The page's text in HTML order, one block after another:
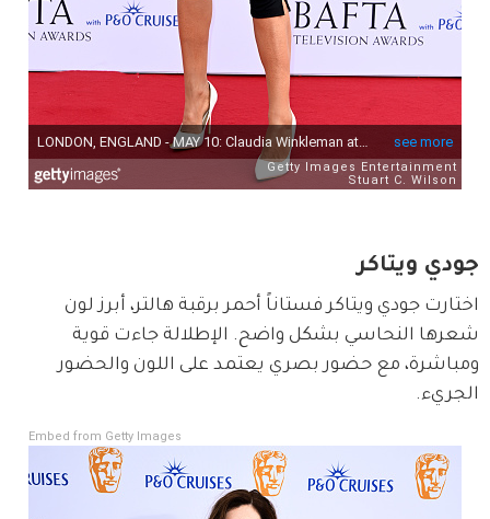
جودي ويتاكر
اختارت جودي ويتاكر فستاناً أحمر برقبة هالتر، أبرز لون
شعرها النحاسي بشكل واضح. الإطلالة جاءت قوية
ومباشرة، مع حضور بصري يعتمد على اللون والحضور
الجريء.
Embed from Getty Images